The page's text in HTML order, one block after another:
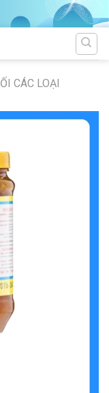
CÁC LOẠI